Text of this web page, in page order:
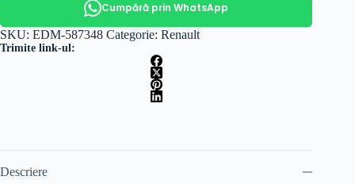
Cumpără prin WhatsApp
SKU: EDM-587348 Categorie: Renault
Trimite link-ul:
Descriere